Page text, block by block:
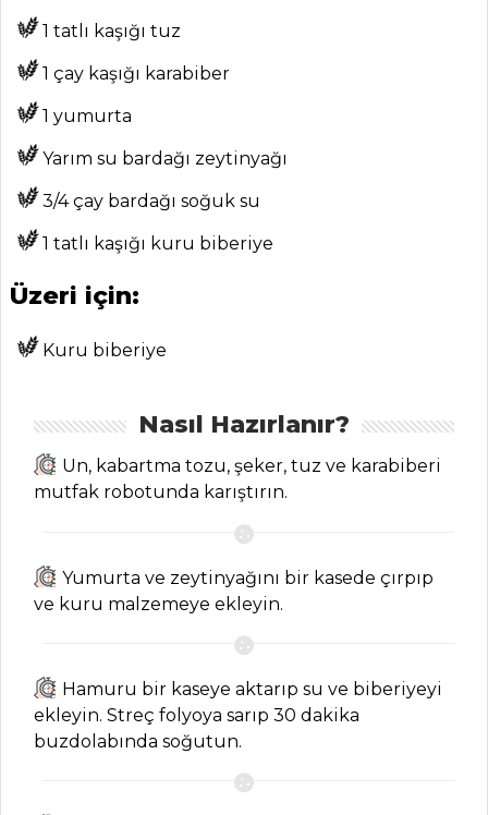
Tüm
Kategoriler
BALIK
Karidesli Balık
Kavurma
enginar Tarifi, Nasıl
Somon Kızartma
Balık Yemekleri
Tüm Tarifleri
Soslu Bonfile
Tarifi, Nasıl Yapılır?
But Dolma Tarifi,
Nasıl Yapılır?
Veloute Soslu
1 tatlı kaşığı tuz
1 çay kaşığı karabiber
1 yumurta
Yarım su bardağı zeytinyağı
3/4 çay bardağı soğuk su
1 tatlı kaşığı kuru biberiye
Üzeri için:
Kuru biberiye
Nasıl Hazırlanır?
Un, kabartma tozu, şeker, tuz ve karabiberi
mutfak robotunda karıştırın.
Yumurta ve zeytinyağını bir kasede çırpıp
ve kuru malzemeye ekleyin.
Hamuru bir kaseye aktarıp su ve biberiyeyi
ekleyin. Streç folyoya sarıp 30 dakika
buzdolabında soğutun.